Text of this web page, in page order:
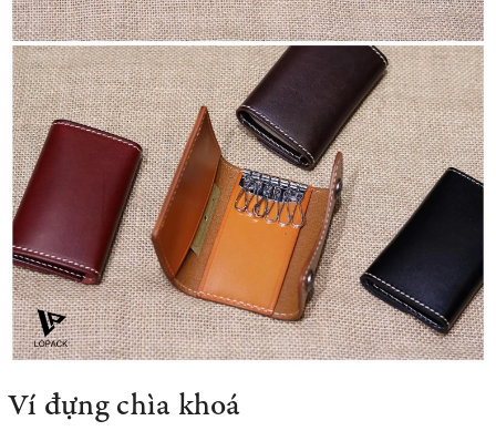
Ví đựng chìa khoá